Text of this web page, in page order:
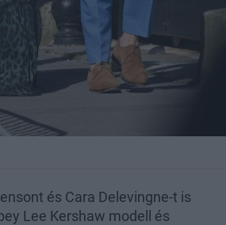
és Cara Delevingne-t is
Lee Kershaw modell és